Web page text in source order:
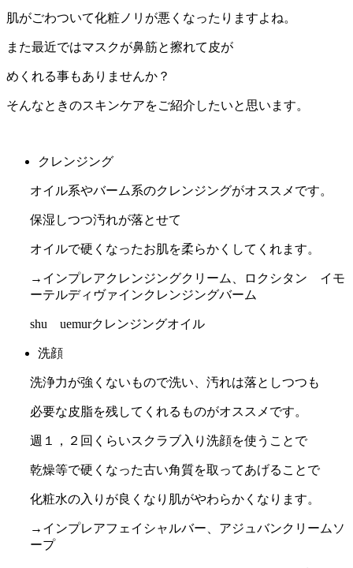
肌がごわついて化粧ノリが悪くなったりますよね。
また最近ではマスクが鼻筋と擦れて皮が
めくれる事もありませんか？
そんなときのスキンケアをご紹介したいと思います。
クレンジング
オイル系やバーム系のクレンジングがオススメです。
保湿しつつ汚れが落とせて
オイルで硬くなったお肌を柔らかくしてくれます。
→インプレアクレンジングクリーム、ロクシタン イモ
ーテルディヴァインクレンジングバーム
shu uemurクレンジングオイル
洗顔
洗浄力が強くないもので洗い、汚れは落としつつも
必要な皮脂を残してくれるものがオススメです。
週１，２回くらいスクラブ入り洗顔を使うことで
乾燥等で硬くなった古い角質を取ってあげることで
化粧水の入りが良くなり肌がやわらかくなります。
→インプレアフェイシャルバー、アジュバンクリームソ
ープ